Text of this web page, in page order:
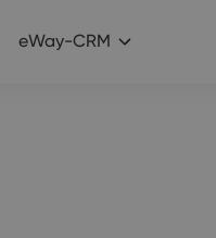
eWay-CRM